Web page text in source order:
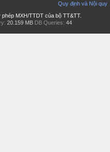
Quy định và Nội quy
MXH/TTDT của bộ TT&TT.
20.159 MB DB Queries: 44